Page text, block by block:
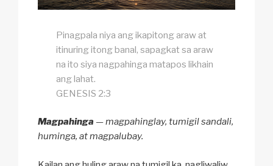
Pinagpala niya ang ikapitong araw at
itinuring itong banal, sapagkat sa araw
na ito siya nagpahinga matapos likhain
ang lahat.
GENESIS 2:3
Magpahinga — magpahinglay, tumigil sandali,
huminga, at magpalubay.